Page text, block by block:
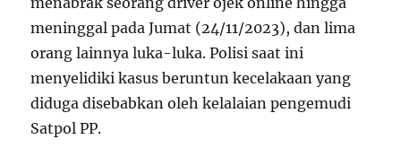
meninggal pada Jumat (24/11/2023), dan lima
orang lainnya luka-luka. Polisi saat ini
menyelidiki kasus beruntun kecelakaan yang
diduga disebabkan oleh kelalaian pengemudi
Satpol PP.